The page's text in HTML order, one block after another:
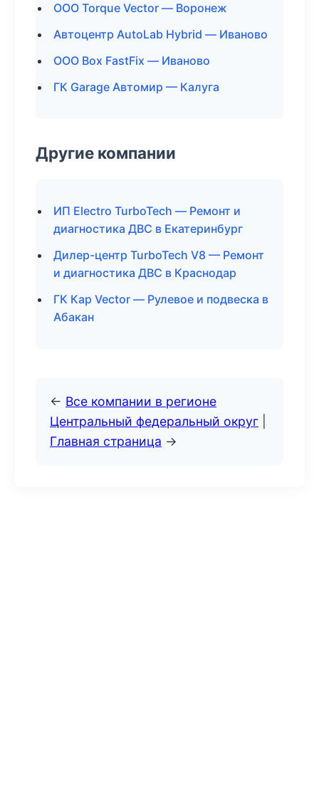
ООО Torque Vector — Воронеж
Автоцентр AutoLab Hybrid — Иваново
ООО Box FastFix — Иваново
ГК Garage Автомир — Калуга
Другие компании
ИП Electro TurboTech — Ремонт и
диагностика ДВС в Екатеринбург
Дилер-центр TurboTech V8 — Ремонт
и диагностика ДВС в Краснодар
ГК Кар Vector — Рулевое и подвеска в
Абакан
← Все компании в регионе
Центральный федеральный округ
Главная страница →